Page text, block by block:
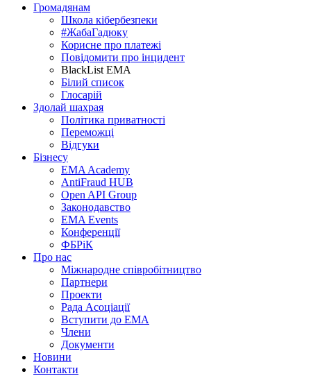
Громадянам
Школа кібербезпеки
#ЖабаГадюку
Корисне про платежі
Повідомити про інцидент
BlackList EMA
Білий список
Глосарій
Здолай шахрая
Політика приватності
Переможцi
Відгуки
Бізнесу
EMA Academy
AntiFraud HUB
Open API Group
Законодавство
EMA Events
Конференції
ФБРіК
Про нас
Міжнародне співробітництво
Партнери
Проекти
Рада Асоціації
Вступити до ЕМА
Члени
Документи
Новини
Контакти